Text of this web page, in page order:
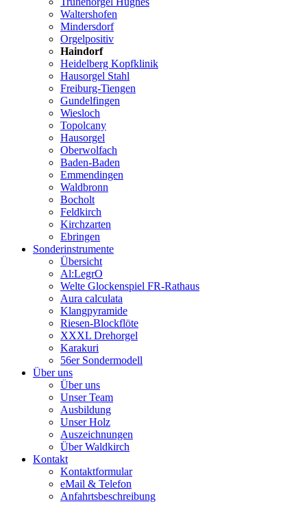
Waltershofen
Mindersdorf
Orgelpositiv
Haindorf
Heidelberg Kopfklinik
Hausorgel Stahl
Freiburg-Tiengen
Gundelfingen
Wiesloch
Topolcany
Hausorgel
Oberwolfach
Baden-Baden
Emmendingen
Waldbronn
Bocholt
Feldkirch
Kirchzarten
Ebringen
Sonderinstrumente
Übersicht
Al:LegrO
Welte Glockenspiel FR-Rathaus
Aura calculata
Klangpyramide
Riesen-Blockflöte
XXXL Drehorgel
Karakuri
56er Sondermodell
Über uns
Über uns
Unser Team
Ausbildung
Unser Holz
Auszeichnungen
Über Waldkirch
Kontakt
Kontaktformular
eMail & Telefon
Anfahrtsbeschreibung